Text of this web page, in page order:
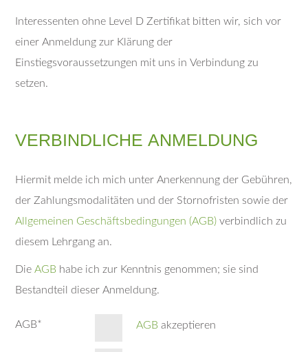
Interessenten ohne Level D Zertifikat bitten wir, sich vor
einer Anmeldung zur Klärung der
Einstiegsvoraussetzungen mit uns in Verbindung zu
setzen.
VERBINDLICHE ANMELDUNG
Hiermit melde ich mich unter Anerkennung der Gebühren,
der Zahlungsmodalitäten und der Stornofristen sowie der
Allgemeinen Geschäftsbedingungen (AGB) verbindlich zu
diesem Lehrgang an.
DieAGB habe ich zur Kenntnis genommen; sie sind
Bestandteil dieser Anmeldung.
AGB* AGB akzeptieren